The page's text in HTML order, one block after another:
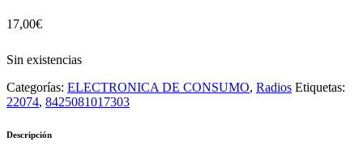
17,00€
Sin existencias
Categorías: ELECTRONICA DE CONSUMO, Radios Etiquetas:
22074, 8425081017303
Descripción